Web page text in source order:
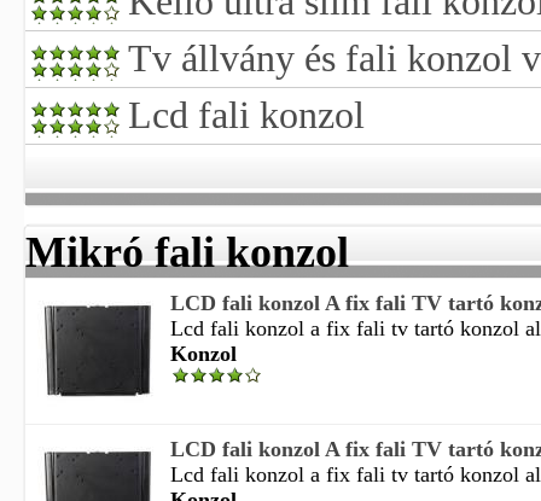
Tv állvány és fali konzol
Lcd fali konzol
Mikró fali konzol
LCD fali konzol A fix fali TV tartó
Lcd fali konzol a fix fali tv tartó konzol
Konzol
LCD fali konzol A fix fali TV tartó
Lcd fali konzol a fix fali tv tartó konzol